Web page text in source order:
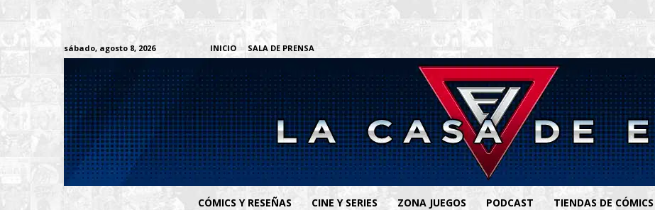
sábado, agosto 8, 2026 INICIO SALA DE PRENSA
CÓMICS Y RESEÑAS CINE Y SERIES ZONA JUEGOS PODCAST TIENDAS DE CÓMICS